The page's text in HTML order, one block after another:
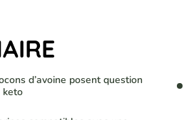
d’avoine posent question
keto